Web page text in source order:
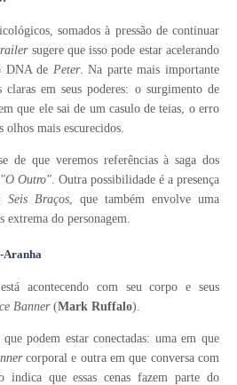
somados à pressão de continuar
sugere que isso pode estar acelerando
DNA de Peter.Na parte mais importante
claras em seus poderes: o surgimento de
que ele sai de um casulo de teias, o erro
olhos mais escurecidos.
de que veremos referências à saga dos
"O Outro". Outra possibilidade é a presença
Seis Braços, que também envolve uma
extrema do personagem.
Aranha
acontecendo com seu corpo e seus
Banner(Mark Ruffalo).
podem estar conectadas: uma em que
corporal e outra em que conversa com
que essas cenas fazem parte do